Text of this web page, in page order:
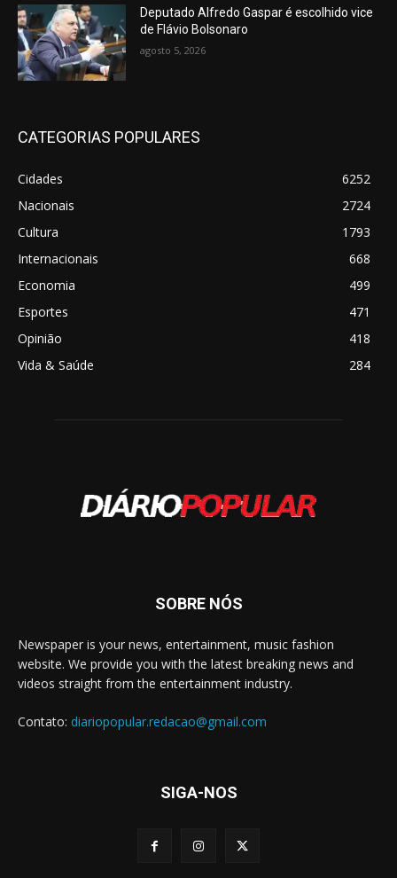
Deputado Alfredo Gaspar é escolhido vice
de Flávio Bolsonaro
agosto 5, 2026
CATEGORIAS POPULARES
Cidades
6252
Nacionais
2724
Cultura
1793
Internacionais
668
Economia
499
Esportes
471
Opinião
418
Vida & Saúde
284
SOBRE NÓS
Newspaper is your news, entertainment, music fashion
website. We provide you with the latest breaking news and
videos straight from the entertainment industry.
Contato: diariopopular.redacao@gmail.com
SIGA-NOS